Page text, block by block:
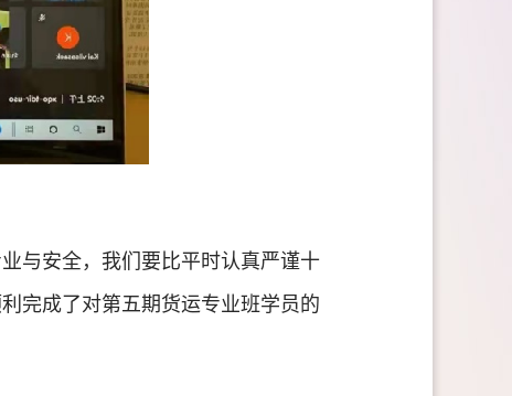
与安全，我们要比平时认真严谨十
完成了对第五期货运专业班学员的